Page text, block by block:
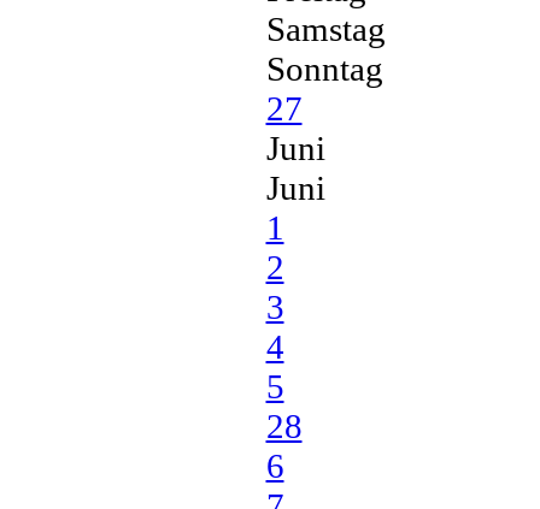
Samstag
Sonntag
27
Juni
Juni
1
2
3
4
5
28
6